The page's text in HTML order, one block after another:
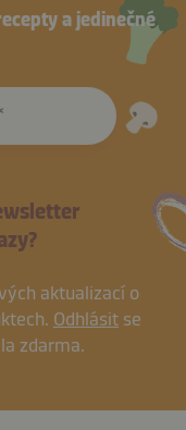
a jedinečné
aktualizací o
Odhlásit se
zdarma.